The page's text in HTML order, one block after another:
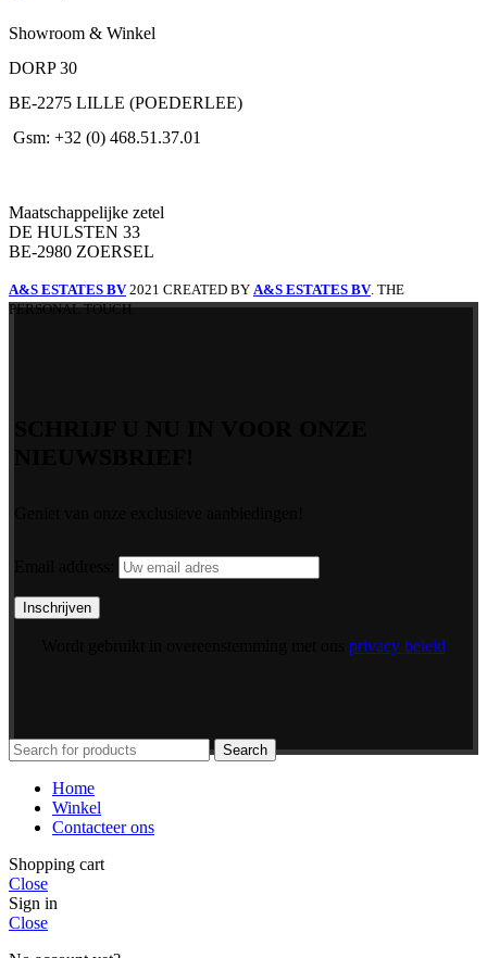
Showroom & Winkel
DORP 30
BE-2275 LILLE (POEDERLEE)
Gsm: +32 (0) 468.51.37.01
Maatschappelijke zetel
DE HULSTEN 33
BE-2980 ZOERSEL
A&S ESTATES BV 2021 CREATED BY A&S ESTATES BV. THE
PERSONAL TOUCH.
privacy beleid
Search
Home
Winkel
Contacteer ons
Shopping cart
Close
Sign in
Close